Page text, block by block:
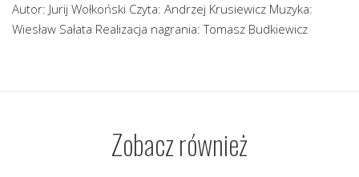
Autor: Jurij Wołkoński Czyta: Andrzej Krusiewicz Muzyka:
Wiesław Sałata Realizacja nagrania: Tomasz Budkiewicz
Zobacz również